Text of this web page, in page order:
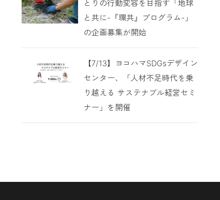
とりの行動変容を目指す「地球
と共に-『環共』プログラム-」
の企画募集が開始
【7/13】ヨコハマSDGsデザイン
センター、「人材不足時代を乗
り越える サステナブル経営セミ
ナー」を開催